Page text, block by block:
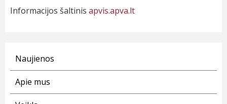
Informacijos šaltinis apvis.apva.lt
Naujienos
Apie mus